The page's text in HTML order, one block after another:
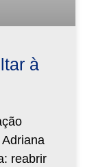
à
reabrir